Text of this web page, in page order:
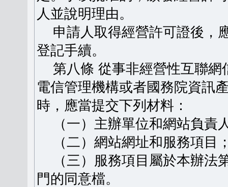
人並說明理由。
申請人取得經營許可證後，
登記手續。
第八條 從事非經營性互聯網
電信管理機構或者國務院資訊
時，應當提交下列材料：
（一）主辦單位和網站負責
（二）網站網址和服務項目
（三）服務項目屬於本辦法
門的同意檔。